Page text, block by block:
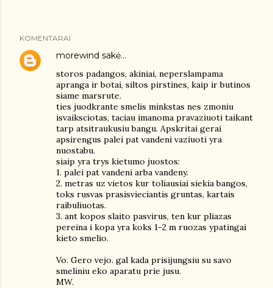
KOMENTARAI
morewind sakė…
storos padangos, akiniai, neperslampama
apranga ir botai, siltos pirstines, kaip ir butinos
siame marsrute.
ties juodkrante smelis minkstas nes zmoniu
isvaiksciotas, taciau imanoma pravaziuoti taikant
tarp atsitraukusiu bangu. Apskritai gerai
apsirengus palei pat vandeni vaziuoti yra
nuostabu.
siaip yra trys kietumo juostos:
1. palei pat vandeni arba vandeny.
2. metras uz vietos kur toliausiai siekia bangos,
toks rusvas prasisvieciantis gruntas, kartais
raibuliuotas.
3. ant kopos slaito pasvirus, ten kur pliazas
pereina i kopa yra koks 1-2 m ruozas ypatingai
kieto smelio.
Vo. Gero vejo. gal kada prisijungsiu su savo
smeliniu eko aparatu prie jusu.
MW.